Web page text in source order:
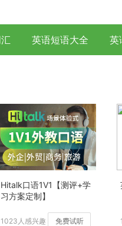
英语短语大全 英
Hitalk口语1V1【测评+学
习方案定制】
1023人感兴趣 免费试听